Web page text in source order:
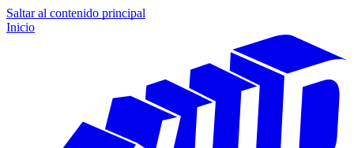
Saltar al contenido principal
Inicio